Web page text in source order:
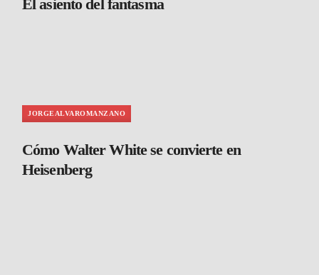
El asiento del fantasma
JORGEALVAROMANZANO
Cómo Walter White se convierte en
Heisenberg